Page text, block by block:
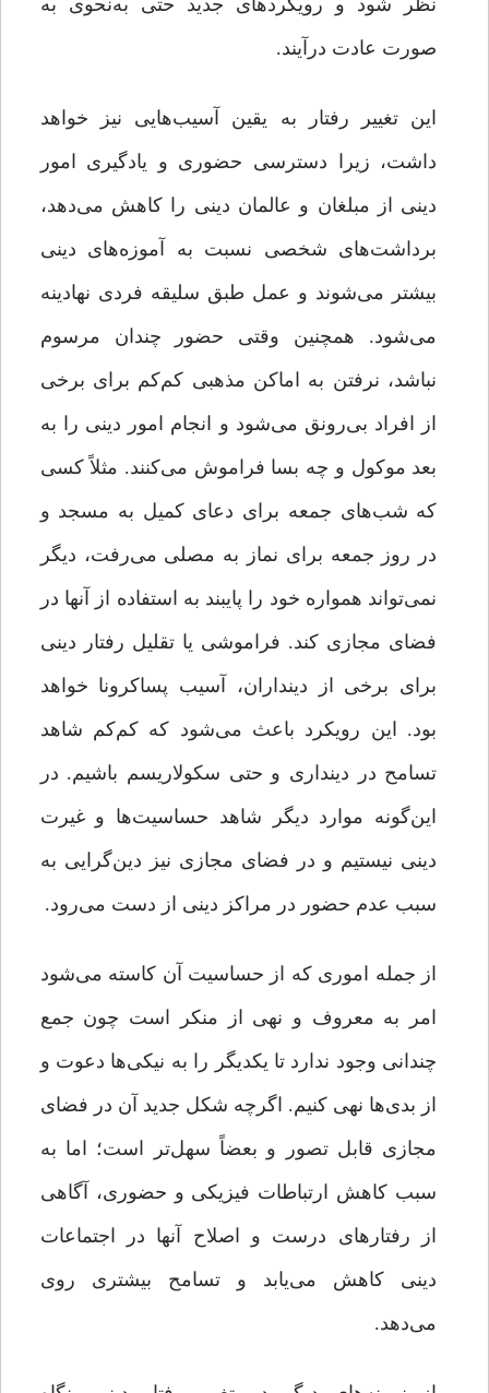
نظر شود و رویکردهای جدید حتی به‌نحوی به
صورت عادت درآیند.
این تغییر رفتار به ‌یقین آسیب‌هایی نیز خواهد
داشت، زیرا دسترسی حضوری و یادگیری امور
دینی از مبلغان و عالمان دینی را کاهش می‌دهد،
برداشت‌های شخصی نسبت به آموزه‌های دینی
بیشتر می‌شوند و عمل طبق سلیقه فردی نهادینه
می‌شود. همچنین وقتی حضور چندان مرسوم
نباشد، نرفتن به اماکن مذهبی کم‌کم برای برخی
از افراد بی‌رونق می‌شود و انجام امور دینی را به
بعد موکول و چه ‌بسا فراموش می‌کنند. مثلاً کسی
که شب‌های جمعه برای دعای کمیل به مسجد و
در روز جمعه برای نماز به مصلی می‌رفت، دیگر
نمی‌تواند همواره خود را پایبند به استفاده از آنها در
فضای مجازی کند. فراموشی یا تقلیل رفتار دینی
برای برخی از دینداران، آسیب پساکرونا خواهد
بود. این رویکرد باعث می‌شود که کم‌کم شاهد
تسامح در دینداری و حتی سکولاریسم باشیم. در
این‌گونه موارد دیگر شاهد حساسیت‌ها و غیرت
دینی نیستیم و در فضای مجازی نیز دین‌گرایی به
سبب عدم حضور در مراکز دینی از دست می‌رود.
از جمله اموری که از حساسیت آن کاسته می‌شود
امر به ‌معروف و نهی ‌از منکر است چون جمع
چندانی وجود ندارد تا یکدیگر را به نیکی‌ها دعوت و
از بدی‌ها نهی کنیم. اگرچه شکل جدید آن در فضای
مجازی قابل‌ تصور و بعضاً سهل‌تر است؛ اما به
سبب کاهش ارتباطات فیزیکی و حضوری، آگاهی
از رفتارهای درست و اصلاح آنها در اجتماعات
دینی کاهش می‌یابد و تسامح بیشتری روی
می‌دهد.